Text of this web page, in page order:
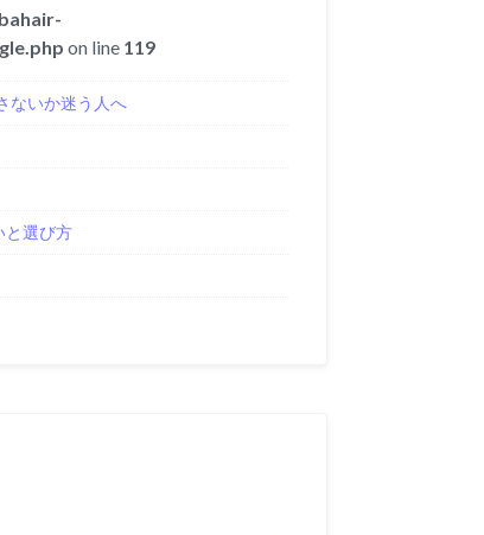
on line 119
ないか迷う人へ
と選び方